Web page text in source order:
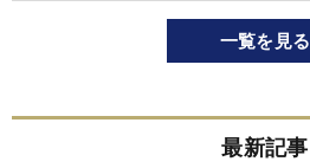
一覧を見る
最新記事